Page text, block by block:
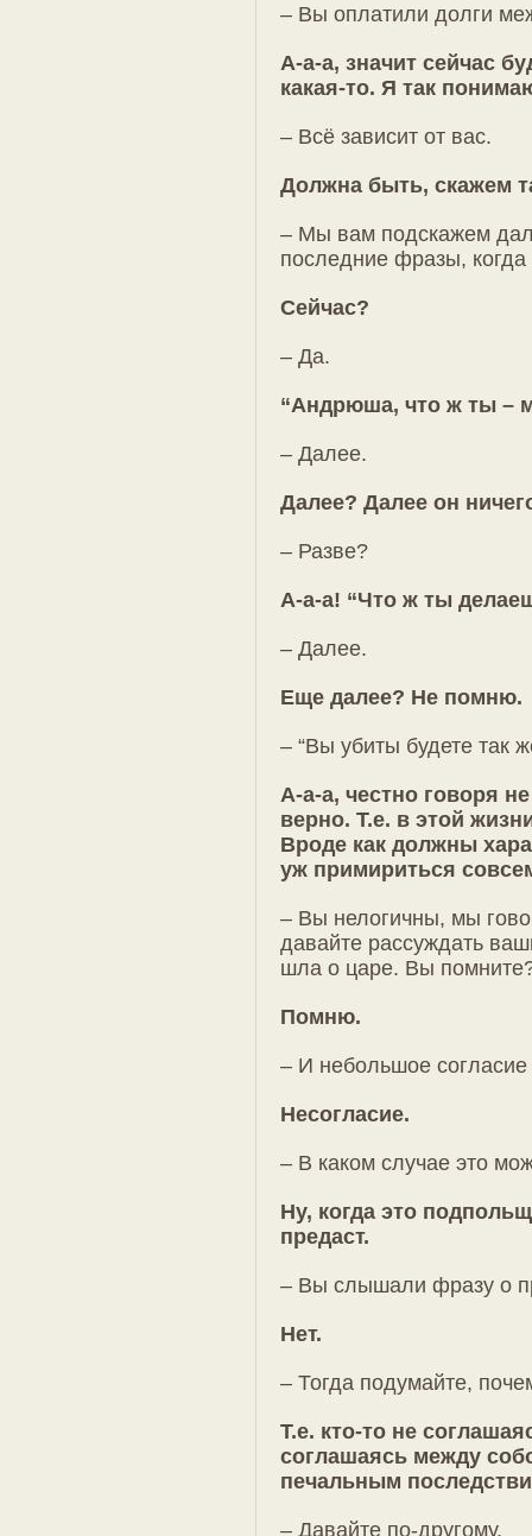
– Вы оплатили долги
А-а-а, значит сейчас
какая-то. Я так
– Всё зависит от вас.
Должна быть, скажем
– Мы вам подскажем
последние фразы,
Сейчас?
– Да.
“Андрюша, что ж ты –
– Далее.
Далее? Далее он
– Разве?
А-а-а! “Что ж ты
– Далее.
Еще далее? Не помню.
– “Вы убиты будете так
А-а-а, честно говоря
верно. Т.е. в этой
Вроде как должны
уж примириться
– Вы нелогичны, мы
давайте рассуждать
шла о царе. Вы
Помню.
– И небольшое согласие
Несогласие.
– В каком случае это
Ну, когда это
предаст.
– Вы слышали фразу о
Нет.
– Тогда подумайте,
Т.е. кто-то не
соглашаясь между
печальным
– Давайте по-другому.